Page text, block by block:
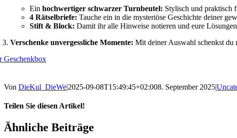
Einhochwertiger schwarzer Turnbeutel: Stylisch und praktisch
4 Rätselbriefe: Tauche ein in die mysteriöse Geschichte deiner
Stift & Block: Damit ihr alle Hinweise notieren und eure
Verschenke unvergessliche Momente: Mit deiner Auswahl schenkst du
Geschenkbox
Von DieKul_DieWe|2025-09-08T15:49:45+02:008. September 2025|
Teilen Sie diesen Artikel!
Facebook
X
Reddit
LinkedIn
WhatsApp
Telegram
Tumblr
Pinterest
Vk
Xing
E-
Mail
Ähnliche Beiträge